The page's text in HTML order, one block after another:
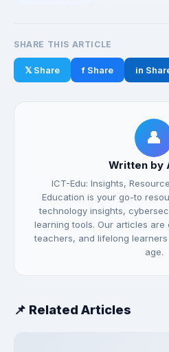
SHARE THIS ARTICLE
𝕏 Share f Share in
👤
Written by
ICT-Edu: Insights,
Education is your go-to
technology insights,
learning tools. Our articles
teachers, and lifelong
age.
📌 Related Articles